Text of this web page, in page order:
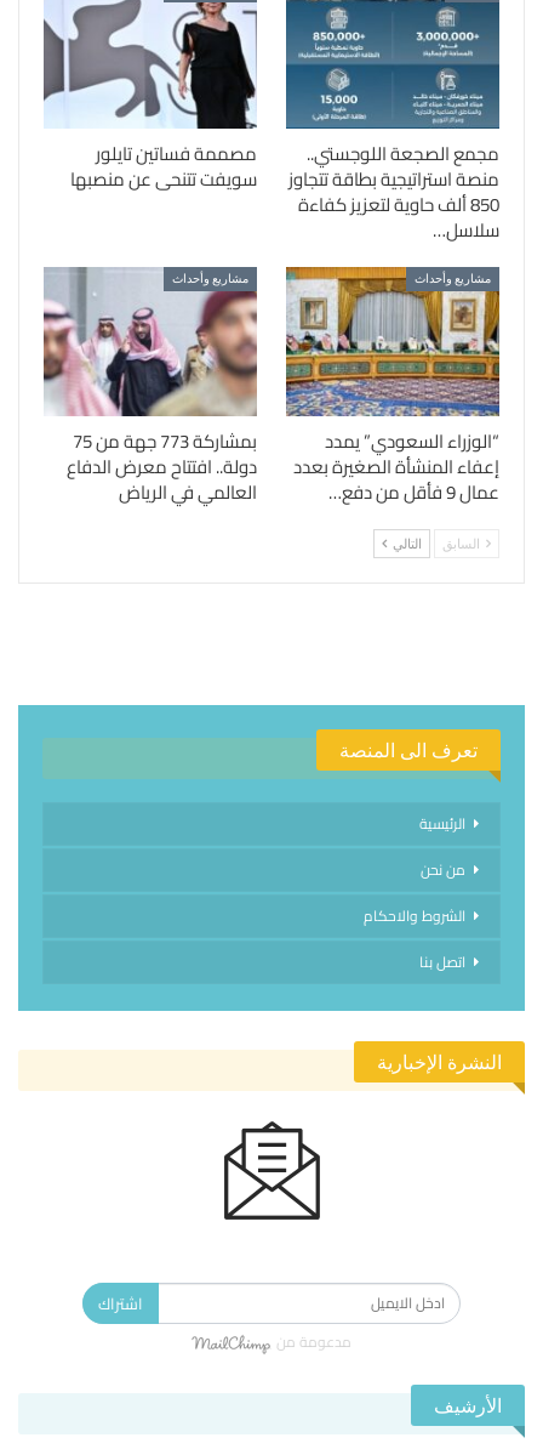
مجمع الصجعة اللوجستي..
منصة استراتيجية بطاقة تتجاوز
850 ألف حاوية لتعزيز كفاءة
سلاسل…
مصممة فساتين تايلور
سويفت تتنحى عن منصبها
مشاريع وأحداث
“الوزراء السعودي” يمدد
إعفاء المنشأة الصغيرة بعدد
عمال 9 فأقل من دفع…
مشاريع وأحداث
بمشاركة 773 جهة من 75
دولة.. افتتاح معرض الدفاع
العالمي في الرياض
السابق التالي
تعرف الى المنصة
الرئيسية
من نحن
الشروط والاحكام
اتصل بنا
النشرة الإخبارية
اشتراك
مدعومة من
الأرشيف